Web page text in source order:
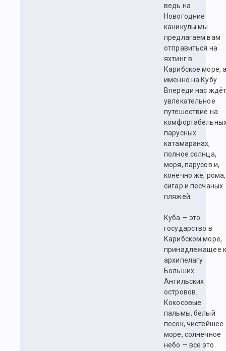
ведь на
Новогодние
каникулы мы
предлагаем вам
отправиться на
яхтинг в
Карибское море,
именно на Кубу.
Впереди нас
увлекательное
путешествие на
парусных
катамаранах,
полное солнца,
моря, парусов и,
конечно же, рома,
сигар и песчаных
пляжей.
Куба — это
государство в
Карибском море,
принадлежащее к
архипелагу
Больших
Антильских
островов.
Кокосовые
пальмы, белый
песок, чистейшее
море, солнечное
небо — все это